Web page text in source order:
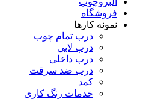
فروشگاه
نمونه کارها
درب تمام چوب
درب لابی
درب داخلی
درب ضد سرقت
کمد
خدمات رنگ کاری